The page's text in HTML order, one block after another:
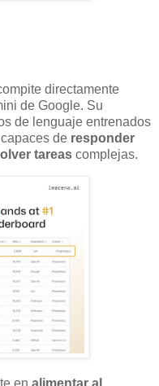
directamente
de Google. Su
de lenguaje entrenados
de responder
tareas complejas.
en alimentar al